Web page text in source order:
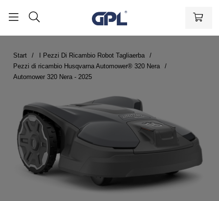
Start
I Pezzi Di Ricambio Robot Tagliaerba
Pezzi di ricambio Husqvarna Automower® 320 Nera
Automower 320 Nera - 2025